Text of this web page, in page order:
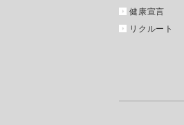
健康宣言
リクルート